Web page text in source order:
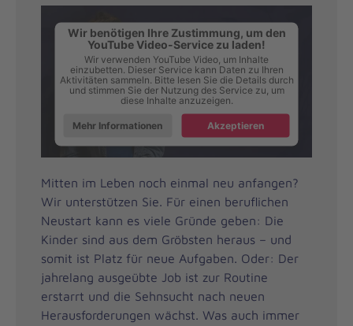
Wir benötigen Ihre Zustimmung, um den
YouTube Video-Service zu laden!
Wir verwenden YouTube Video, um Inhalte
einzubetten. Dieser Service kann Daten zu Ihren
Aktivitäten sammeln. Bitte lesen Sie die Details durch
und stimmen Sie der Nutzung des Service zu, um
diese Inhalte anzuzeigen.
Mehr Informationen Akzeptieren
Mitten im Leben noch einmal neu anfangen?
Wir unterstützen Sie. Für einen beruflichen
Neustart kann es viele Gründe geben: Die
Kinder sind aus dem Gröbsten heraus – und
somit ist Platz für neue Aufgaben. Oder: Der
jahrelang ausgeübte Job ist zur Routine
erstarrt und die Sehnsucht nach neuen
Herausforderungen wächst. Was auch immer